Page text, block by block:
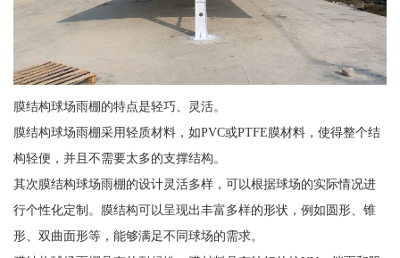
膜结构球场雨棚的特点是轻巧、灵活。
膜结构球场雨棚采用轻质材料，如PVC或PTFE膜材料，使得整个结
构轻便，并且不需要太多的支撑结构。
其次膜结构球场雨棚的设计灵活多样，可以根据球场的实际情况进
行个性化定制。膜结构可以呈现出丰富多样的形状，例如圆形、锥
形、双曲面形等，能够满足不同球场的需求。